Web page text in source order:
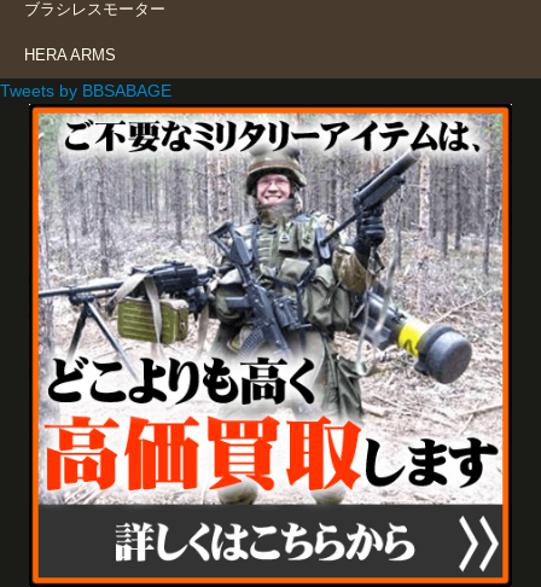
ブラシレスモーター
HERA ARMS
Tweets by BBSABAGE